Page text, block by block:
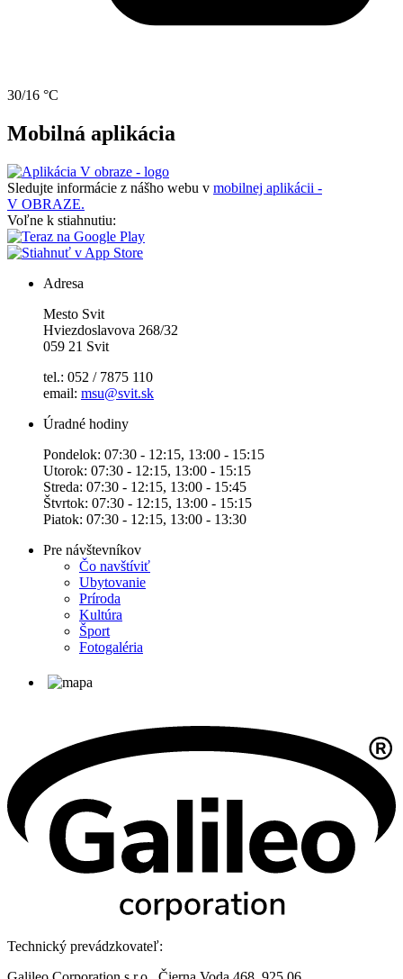
30/16 °C
Mobilná aplikácia
Sledujte informácie z nášho webu v mobilnej aplikácii -
V OBRAZE.
Voľne k stiahnutiu:
Adresa
Mesto Svit
Hviezdoslavova 268/32
059 21 Svit
tel.: 052 / 7875 110
email: msu@svit.sk
Úradné hodiny
Pondelok: 07:30 - 12:15, 13:00 - 15:15
Utorok: 07:30 - 12:15, 13:00 - 15:15
Streda: 07:30 - 12:15, 13:00 - 15:45
Štvrtok: 07:30 - 12:15, 13:00 - 15:15
Piatok: 07:30 - 12:15, 13:00 - 13:30
Pre návštevníkov
Čo navštíviť
Ubytovanie
Príroda
Kultúra
Šport
Fotogaléria
Technický prevádzkovateľ: